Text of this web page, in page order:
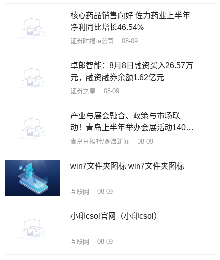
核心药品销售向好 佐力药业上半年
净利同比增长46.54%
证券时报·e公司 08-09
卓郎智能：8月8日融资买入26.57万
元，融资融券余额1.62亿元
证券之星 08-09
产业与展会融合、政策与市场联
动！青岛上半年举办会展活动140余
项
青岛日报社/观海新闻 08-09
win7文件夹图标 win7文件夹图标
互联网 08-09
小印csol官网（小印csol）
互联网 08-09